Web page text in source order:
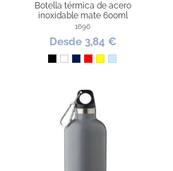
Botella térmica de acero
inoxidable mate 600ml
1696
Desde 3,84 €
NegroBlanco
Marino
RojoAmarillo
Azul Claro